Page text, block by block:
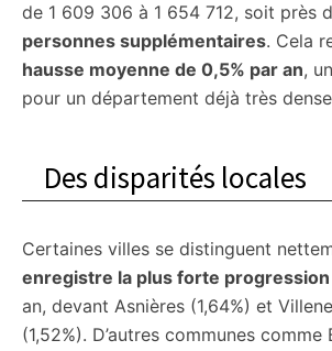
de 1 609 306 à 1 654 712, soit près
personnes supplémentaires. Cela
hausse moyenne de 0,5% par an,
pour un département déjà très
Des disparités locales
Certaines villes se distinguent
enregistre la plus forte progression
an, devant Asnières (1,64%) et
(1,52%). D’autres communes comme